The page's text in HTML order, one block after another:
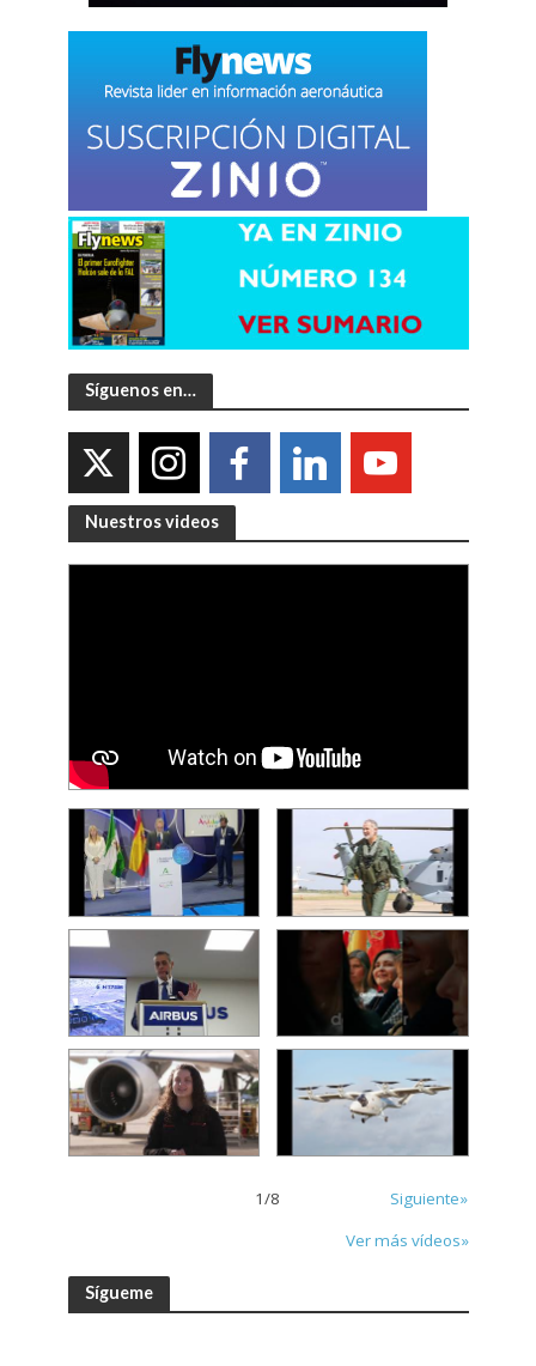
Síguenos en…
Nuestros videos
1/8
Siguiente»
Ver más vídeos»
Sígueme